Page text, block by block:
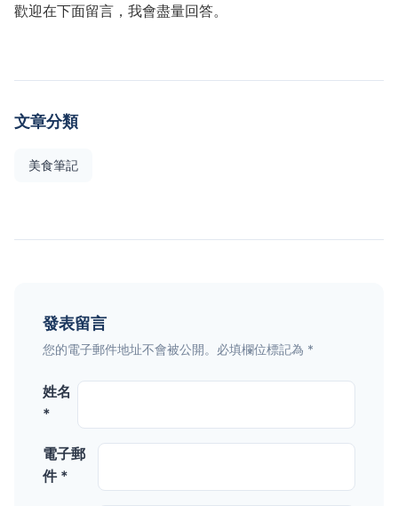
歡迎在下面留言，我會盡量回答。
文章分類
美食筆記
發表留言
您的電子郵件地址不會被公開。必填欄位標記為 *
姓名
*
電子郵
件 *